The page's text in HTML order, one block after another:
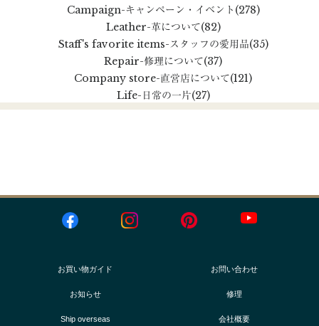
Campaign-キャンペーン・イベント (278)
Leather-革について(82)
Staff's favorite items-スタッフの愛用品(35)
Repair-修理について(37)
Company store-直営店について(121)
Life-日常の一片(27)
お買い物ガイド お問い合わせ
お知らせ 修理
Ship overseas 会社概要